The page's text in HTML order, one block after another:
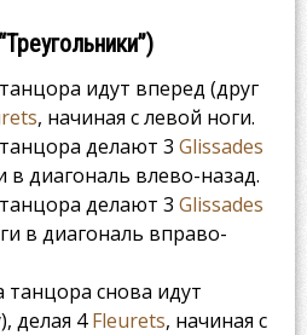
идут вперед (друг
, начиная с левой ноги.
делают 3 Glissades
в диагональ влево-назад.
делают 3 Glissades
в диагональ вправо-
танцора снова идут
делая 4Fleurets, начиная с